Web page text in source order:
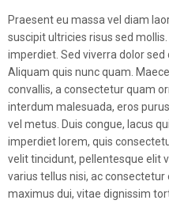
Praesent eu massa vel diam
suscipit ultricies risus sed
imperdiet. Sed viverra dolor
Aliquam quis nunc quam.
convallis, a consectetur quam
interdum malesuada, eros
vel metus. Duis congue, lacus
imperdiet lorem, quis
velit tincidunt, pellentesque elit
varius tellus nisi, ac
maximus dui, vitae dignissim